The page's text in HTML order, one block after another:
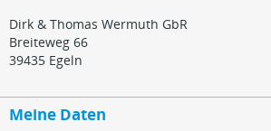
Dirk & Thomas Wermuth GbR
Breiteweg 66
39435 Egeln
Meine Daten